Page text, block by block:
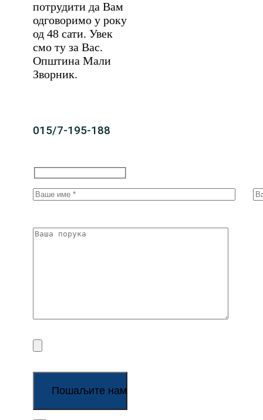
потрудити да Вам
одговоримо у року
од 48 сати. Увек
смо ту за Вас.
Општина Мали
Зворник.
015/7-195-188